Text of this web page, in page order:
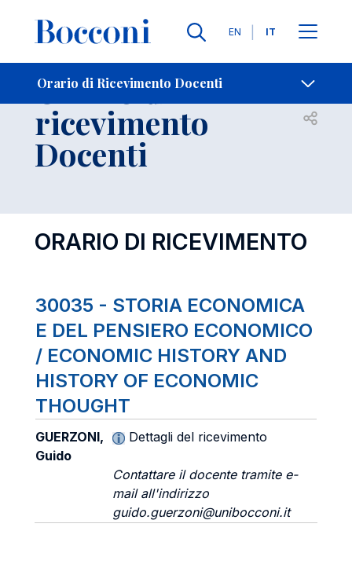
Lingue
EN IT
Orario di Ricevimento Docenti
-
Orario di
ricevimento
Docenti
Open
ORARIO DI RICEVIMENTO
30035 - STORIA ECONOMICA
E DEL PENSIERO ECONOMICO
/ ECONOMIC HISTORY AND
HISTORY OF ECONOMIC
THOUGHT
GUERZONI,
Guido
Dettagli del ricevimento
Contattare il docente tramite e-
mail all'indirizzo
guido.guerzoni@unibocconi.it